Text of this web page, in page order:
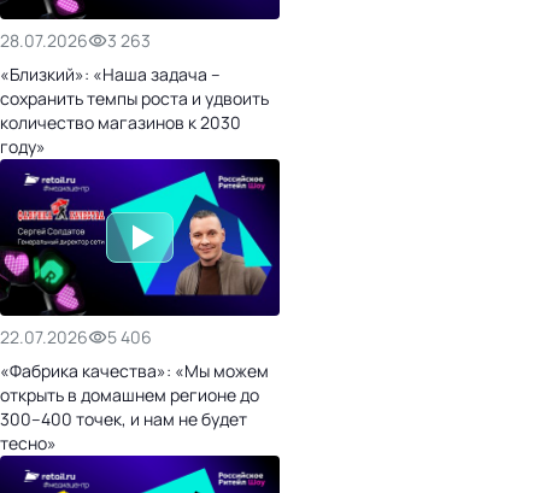
28.07.2026
3 263
«Близкий»: «Наша задача –
сохранить темпы роста и удвоить
количество магазинов к 2030
году»
22.07.2026
5 406
«Фабрика качества»: «Мы можем
открыть в домашнем регионе до
300–400 точек, и нам не будет
тесно»